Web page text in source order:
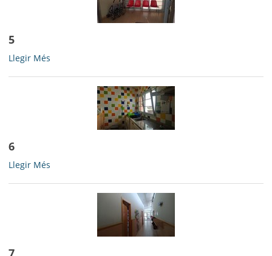
5
5Llegir Més
6
6Llegir Més
7